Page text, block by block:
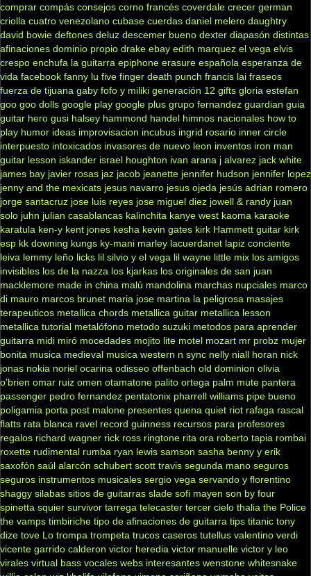
comprar compás consejos corno francés coverdale crecer german
criolla cuatro venezolano cubase cuerdas daniel melero daughtry
david bowie deftones deluz descemer bueno dexter diapasón distintas
afinaciones dominio propio drake ebay edith marquez el vega elvis
crespo enchufa la guitarra epiphone erasure española esperanza de
vida facebook fanny lu five finger death punch francis lai fraseos
fuerza de tijuana gaby fofo y miliki generación 12 gifts gloria estefan
goo goo dolls google play google plus grupo fernandez guardian guia
guitar hero gusi halsey hammond handel himnos nacionales how to
play humor ideas improvisacion incubus ingrid rosario inner circle
interpuesto intoxicados invasores de nuevo leon inventos iron man
guitar lesson iskander israel houghton ivan arana j alvarez jack white
james bay javier rosas jaz jacob jeanette jennifer hudson jennifer lopez
jenny and the mexicats jesus navarro jesus ojeda jesús adrian romero
jorge santacruz jose luis reyes jose miguel diez jowell & randy juan
solo juhn julian casablancas kalinchita kanye west kaoma karaoke
karatula ken-y kent jones kesha kevin gates kirk Hammett guitar kirk
esp kk downing kungs ky-mani marley lacuerdanet lapiz conciente
leiva lemmy leño licks lil silvio y el vega lil wayne little mix los amigos
invisibles los de la nazza los kjarkas los originales de san juan
macklemore made in china malú mandolina marchas nupciales marco
di mauro marcos brunet maria jose martina la peligrosa masajes
terapeuticos metallica chords metallica guitar metallica lesson
metallica tutorial metalófono metodo suzuki metodos para aprender
guitarra midi miró mocedades mojito lite motel mozart mr probz mujer
bonita musica medieval musica western n sync nelly niall horan nick
jonas nokia noriel ocarina odisseo offenbach old dominion olivia
o'brien omar ruiz omen otamatone palito ortega palm mute pantera
passenger pedro fernandez pentatonix pharrell williams pipe bueno
poligamia porta post malone presentes quena quiet riot rafaga rascal
flatts rata blanca ravel record guinness recursos para profesores
regalos richard wagner rick ross ringtone rita ora roberto tapia rombai
roxette rudimental rumba ryan lewis samson sasha benny y erik
saxofón saúl alarcón schubert scott travis segunda mano seguros
seguros instrumentos musicales sergio vega servando y florentino
shaggy silabas sitios de guitarras slade sofi mayen son by four
spinetta squier survivor tarrega telecaster tercer cielo thalia the Police
the vamps timbiriche tipo de afinaciones de guitarra tips titanic tony
dize tove Lo trompa trompeta trucos caseros tutellus valentino verdi
vicente garrido calderon victor heredia victor manuelle victor y leo
virales virtual bass vocales webs interesantes wenstone whitesnake